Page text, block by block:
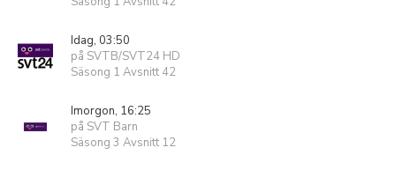
Idag, 03:50
på SVTB/SVT24 HD
Säsong 1 Avsnitt 42
Imorgon, 16:25
på SVT Barn
Säsong 3 Avsnitt 12